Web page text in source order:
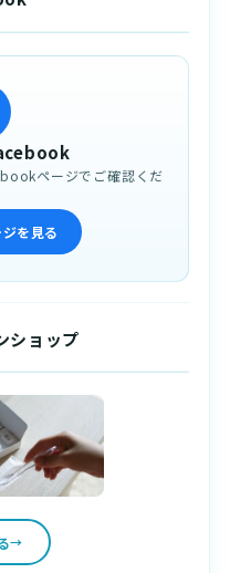
ページでご確認くだ
を見る
ショップ